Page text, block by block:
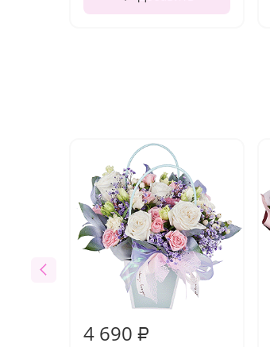
4 690 ₽